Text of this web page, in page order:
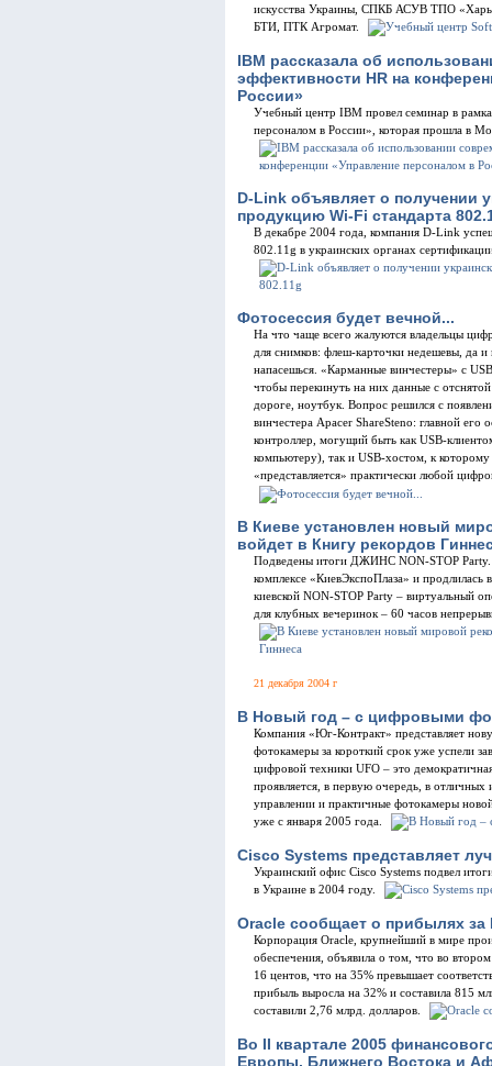
искусства Украины, СПКБ АСУВ ТПО
БТИ, ПТК Агромат.
IBM рассказала об
эффективности HR на
России»
Учебный центр IBM провел семинар в
персоналом в России», которая прошла в
D-Link объявляет о получении
продукцию Wi-Fi стандарта
В декабре 2004 года, компания D-Link
802.11g в украинских органах
Фотосессия будет вечной...
На что чаще всего жалуются владельцы
для снимков: флеш-карточки недешевы, да и
напасешься. «Карманные винчестеры» с
чтобы перекинуть на них данные с
дороге, ноутбук. Вопрос решился с
винчестера Apacer ShareSteno: главной его
контроллер, могущий быть как USB-
компьютеру), так и USB-хостом, к
«представляется» практически любой
В Киеве установлен новый
войдет в Книгу рекордов
Подведены итоги ДЖИНС NON-STOP Party.
комплексе «КиевЭкспоПлаза» и продлилась
киевской NON-STOP Party – виртуальный
для клубных вечеринок – 60 часов
21 декабря 2004 г
В Новый год – с цифровыми
Компания «Юг-Контракт» представляет
фотокамеры за короткий срок уже успели
цифровой техники UFO – это
проявляется, в первую очередь, в
управлении и практичные фотокамеры
уже с января 2005 года.
Cisco Systems представляет
Украинский офис Cisco Systems подвел
в Украине в 2004 году.
Oracle сообщает о прибылях за
Корпорация Oracle, крупнейший в мире
обеспечения, объявила о том, что во
16 центов, что на 35% превышает
прибыль выросла на 32% и составила 815
составили 2,76 млрд. долларов.
Во II квартале 2005
Европы, Ближнего Востока и